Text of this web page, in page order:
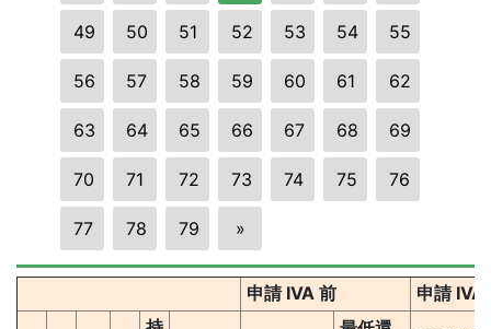
49 50 51 52 53 54 55
56 57 58 59 60 61 62
63 64 65 66 67 68 69
70 71 72 73 74 75 76
77 78 79 »
申請 IVA 前 申請 IVA